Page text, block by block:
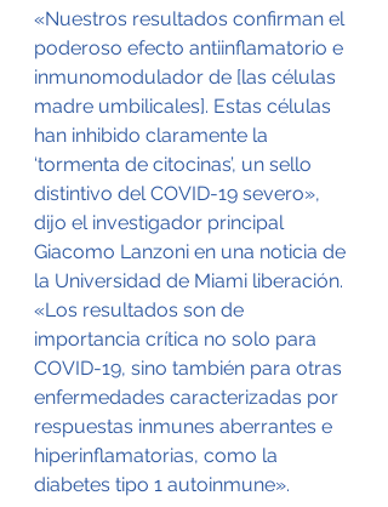
«Nuestros resultados confirman el
poderoso efecto antiinflamatorio e
inmunomodulador de [las células
madre umbilicales]. Estas células
han inhibido claramente la
‘tormenta de citocinas’, un sello
distintivo del COVID-19 severo»,
dijo el investigador principal
Giacomo Lanzoni en una noticia de
la Universidad de Miami liberación.
«Los resultados son de
importancia crítica no solo para
COVID-19, sino también para otras
enfermedades caracterizadas por
respuestas inmunes aberrantes e
hiperinflamatorias, como la
diabetes tipo 1 autoinmune».